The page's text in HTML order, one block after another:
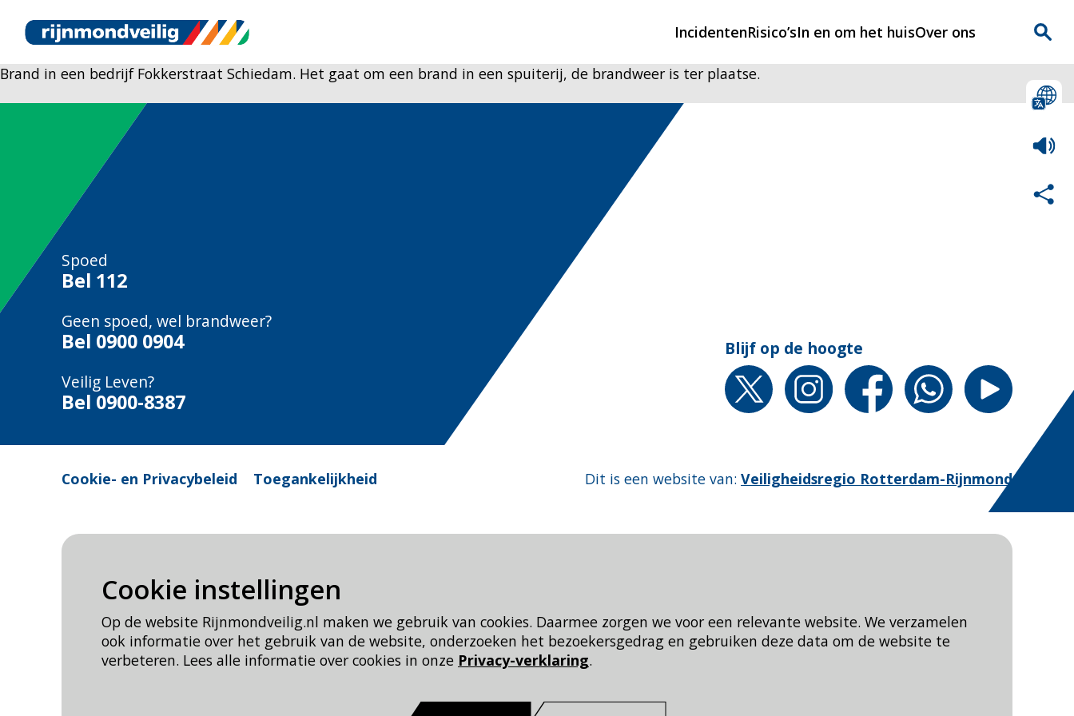
Cookie instellingen
Op de website Rijnmondveilig.nl maken we gebruik van cookies. Daarmee zorgen we voor een relevante website. We verzamelen
ook informatie over het gebruik van de website, onderzoeken het bezoekersgedrag en gebruiken deze data om de website te
verbeteren. Lees alle informatie over cookies in onze Privacy-verklaring.
Incidenten
Hulpdiensten nodig?
CIN-meldingen
Risico’sIn en om het huisOver ons
Brand in een bedrijf Fokkerstraat Schiedam. Het gaat om een brand in een spuiterij, de brandweer is ter plaatse.
Spoed
Bel 112
Geen spoed, wel brandweer?
Bel 0900 0904
Veilig Leven?
Bel 0900-8387
Blijf op de hoogte
Cookie- en Privacybeleid Toegankelijkheid Dit is een website van: Veiligheidsregio Rotterdam-Rijnmond